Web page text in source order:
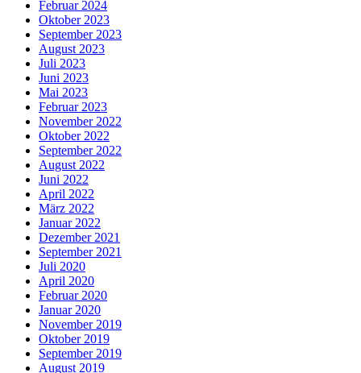
Februar 2024
Oktober 2023
September 2023
August 2023
Juli 2023
Juni 2023
Mai 2023
Februar 2023
November 2022
Oktober 2022
September 2022
August 2022
Juni 2022
April 2022
März 2022
Januar 2022
Dezember 2021
September 2021
Juli 2020
April 2020
Februar 2020
Januar 2020
November 2019
Oktober 2019
September 2019
August 2019